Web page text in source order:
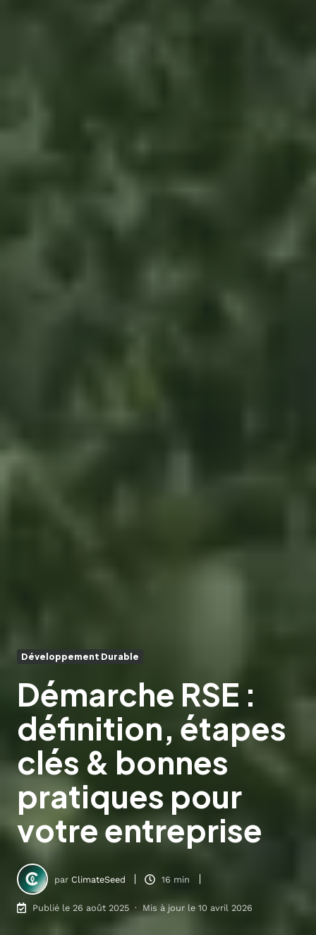
Développement Durable
Démarche RSE :
définition, étapes
clés & bonnes
pratiques pour
votre entreprise
par ClimateSeed 16 min
Publié le 26 août 2025 · Mis à jour le 10 avril 2026